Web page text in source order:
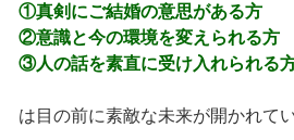
①真剣にご結婚の意思がある方
②意識と今の環境を変えられる方
③人の話を素直に受け入れられる
は目の前に素敵な未来が開かれて